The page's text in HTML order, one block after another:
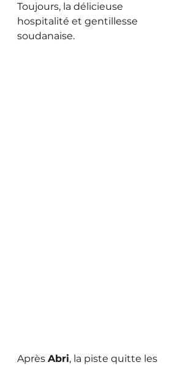
Toujours, la délicieuse
hospitalité et gentillesse
soudanaise.
Après Abri, la piste quitte les